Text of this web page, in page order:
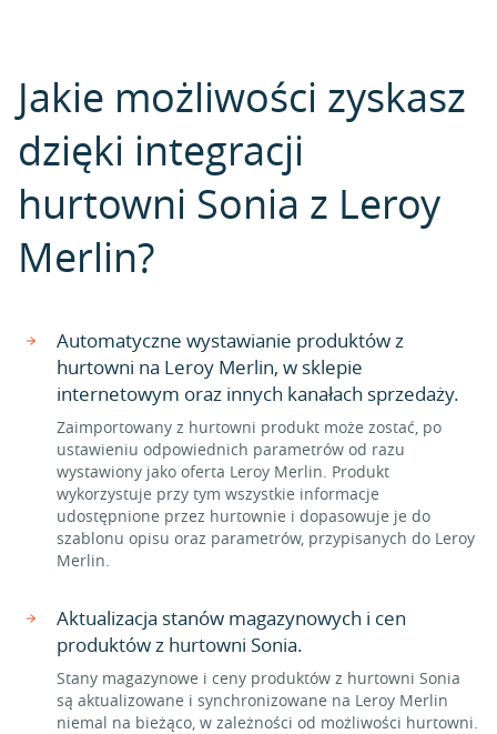
Jakie możliwości zyskasz
dzięki integracji
hurtowni Sonia z Leroy
Merlin?
Automatyczne wystawianie produktów z
hurtowni na Leroy Merlin, w sklepie
internetowym oraz innych kanałach sprzedaży.
Zaimportowany z hurtowni produkt może zostać, po
ustawieniu odpowiednich parametrów od razu
wystawiony jako oferta Leroy Merlin. Produkt
wykorzystuje przy tym wszystkie informacje
udostępnione przez hurtownie i dopasowuje je do
szablonu opisu oraz parametrów, przypisanych do Leroy
Merlin.
Aktualizacja stanów magazynowych i cen
produktów z hurtowni Sonia.
Stany magazynowe i ceny produktów z hurtowni Sonia
są aktualizowane i synchronizowane na Leroy Merlin
niemal na bieżąco, w zależności od możliwości hurtowni.